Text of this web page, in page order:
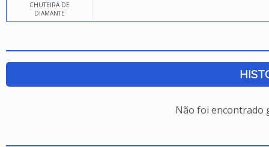
CHUTEIRA DE
DIAMANTE
Não foi encontrado